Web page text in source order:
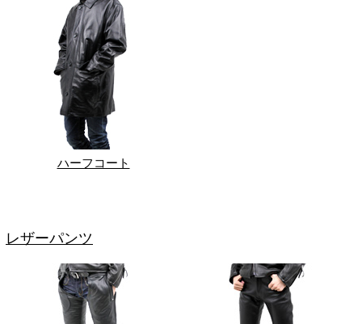
ハーフコート
レザーパンツ